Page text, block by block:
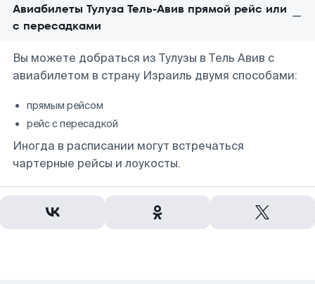
Авиабилеты Тулуза Тель-Авив прямой рейс или
с пересадками
Вы можете добраться из Тулузы в Тель Авив с
авиабилетом в страну Израиль двумя способами:
прямым рейсом
рейс с пересадкой
Иногда в расписании могут встречаться
чартерные рейсы и лоукосты.